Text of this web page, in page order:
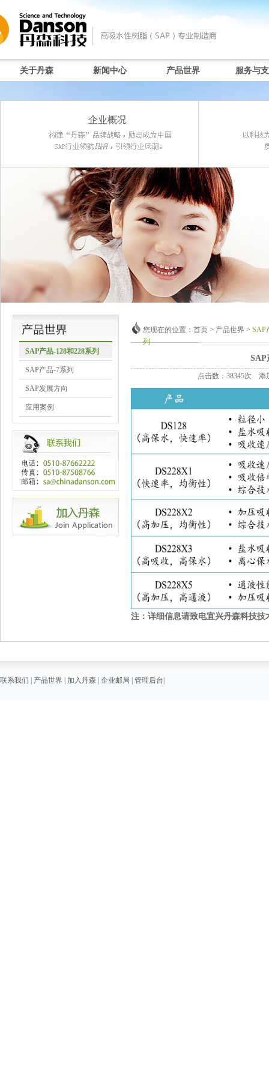
关于丹森 新闻中心 产品世界 服务与
SAP产品-128和228系列
SAP产品-7系列
SAP发展方向
应用案例
您现在的位置：首页 > 产品世界 > SAP
列
SAP
点击数：38345次 添
注：详细信息请致电宜兴丹森科技技
联系我们 产品世界 加入丹森 企业邮局 管理后台